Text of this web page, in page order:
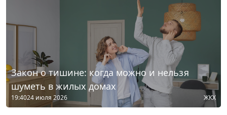
Закон о тишине: когда можно и нельзя
шуметь в жилых домах
19:4024 июля 2026 ЖКХ